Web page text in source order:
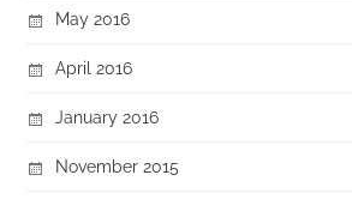
May 2016
April 2016
January 2016
November 2015